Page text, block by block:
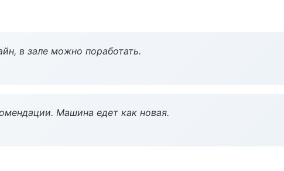
в зале можно поработать.
Машина едет как новая.